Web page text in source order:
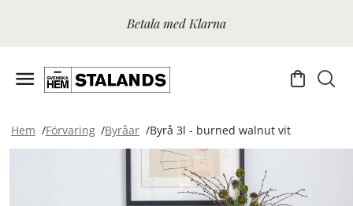
Betala med Klarna
Hem Förvaring Byråar Byrå 3l - burned walnut vit